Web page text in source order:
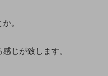
。
じが致します。